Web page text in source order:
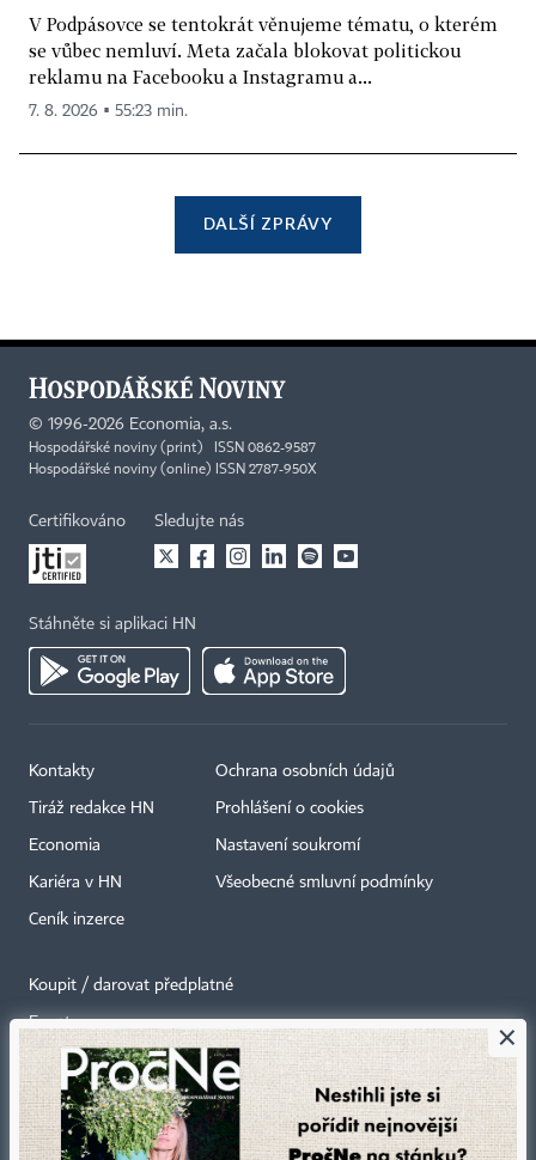
V Podpásovce se tentokrát věnujeme tématu, o kterém
se vůbec nemluví. Meta začala blokovat politickou
reklamu na Facebooku a Instagramu a...
7. 8. 2026 ▪ 55:23 min.
DALŠÍ ZPRÁVY
© 1996-2026 Economia, a.s.
Hospodářské noviny (print) ISSN 0862-9587
Hospodářské noviny (online) ISSN 2787-950X
Certifikováno Sledujte nás
Stáhněte si aplikaci HN
Kontakty
Tiráž redakce HN
Economia
Kariéra v HN
Ceník inzerce
Ochrana osobních údajů
Prohlášení o cookies
Nastavení soukromí
Všeobecné smluvní podmínky
Koupit / darovat předplatné
Eventy
Newslettery
RSS kanály
×